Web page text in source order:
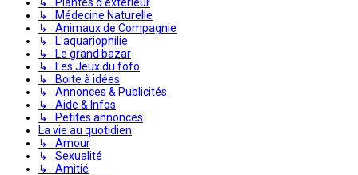
↳ Médecine Naturelle
↳ Animaux de Compagnie
↳ L'aquariophilie
↳ Le grand bazar
↳ Les Jeux du fofo
↳ Boite à idées
↳ Annonces & Publicités
↳ Aide & Infos
↳ Petites annonces
La vie au quotidien
↳ Amour
↳ Sexualité
↳ Amitié